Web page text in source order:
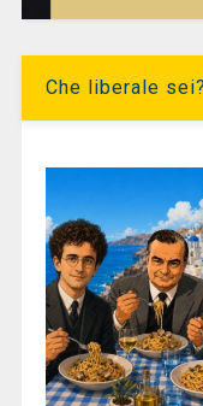
Che liberale sei?